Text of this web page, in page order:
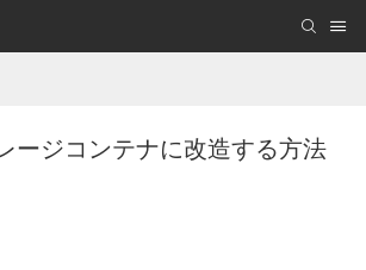
ージコンテナに改造する方法